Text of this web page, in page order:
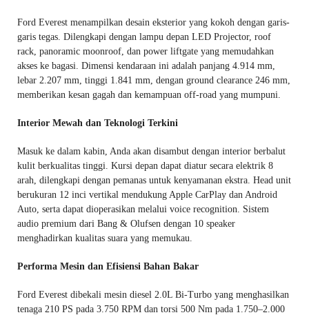
Ford Everest menampilkan desain eksterior yang kokoh dengan garis-
garis tegas. Dilengkapi dengan lampu depan LED Projector, roof
rack, panoramic moonroof, dan power liftgate yang memudahkan
akses ke bagasi. Dimensi kendaraan ini adalah panjang 4.914 mm,
lebar 2.207 mm, tinggi 1.841 mm, dengan ground clearance 246 mm,
memberikan kesan gagah dan kemampuan off-road yang mumpuni.
Interior Mewah dan Teknologi Terkini
Masuk ke dalam kabin, Anda akan disambut dengan interior berbalut
kulit berkualitas tinggi. Kursi depan dapat diatur secara elektrik 8
arah, dilengkapi dengan pemanas untuk kenyamanan ekstra. Head unit
berukuran 12 inci vertikal mendukung Apple CarPlay dan Android
Auto, serta dapat dioperasikan melalui voice recognition. Sistem
audio premium dari Bang & Olufsen dengan 10 speaker
menghadirkan kualitas suara yang memukau.
Performa Mesin dan Efisiensi Bahan Bakar
Ford Everest dibekali mesin diesel 2.0L Bi-Turbo yang menghasilkan
tenaga 210 PS pada 3.750 RPM dan torsi 500 Nm pada 1.750–2.000